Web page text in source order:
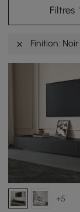
Filtres
Finition:
+5